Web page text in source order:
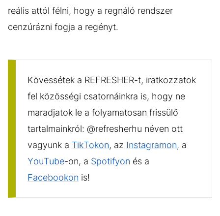
reális attól félni, hogy a regnáló rendszer
cenzúrázni fogja a regényt.
Kövessétek a REFRESHER-t, iratkozzatok
fel közösségi csatornáinkra is, hogy ne
maradjatok le a folyamatosan frissülő
tartalmainkról: @refresherhu néven ott
vagyunk a TikTokon, az Instagramon, a
YouTube-on, a Spotifyon és a
Facebookon is!